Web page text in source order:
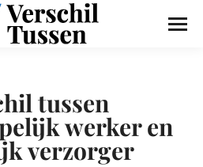
tussen
werker en
verzorger